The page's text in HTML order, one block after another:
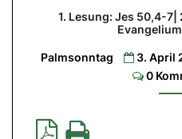
1.
1. Lesung: Jes 50,4-7|
Palmsonntag 3. April
0